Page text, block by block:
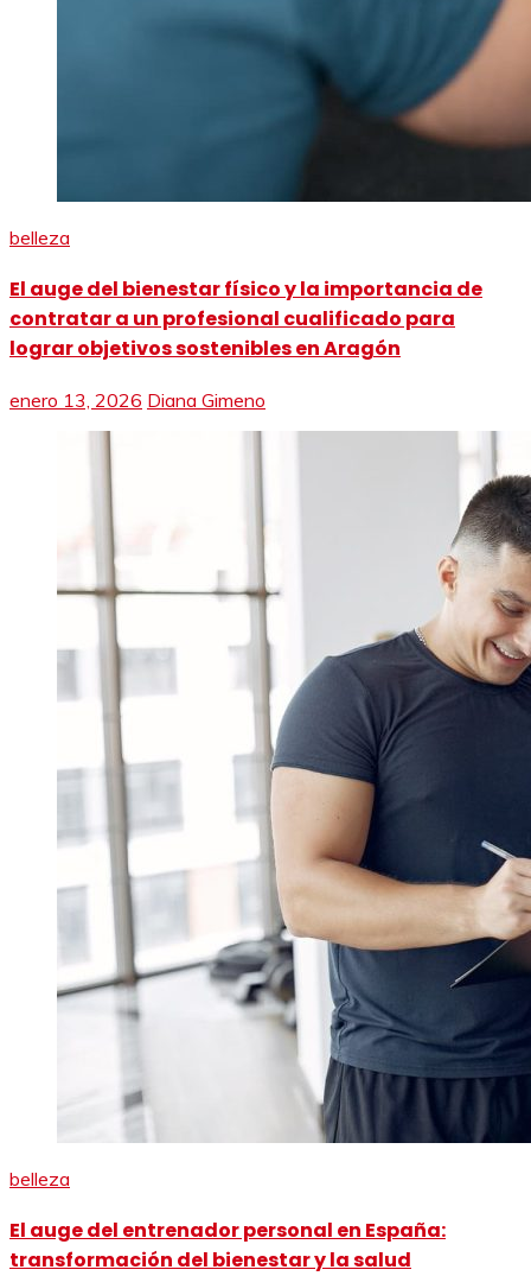
belleza
El auge del bienestar físico y la importancia de
contratar a un profesional cualificado para
lograr objetivos sostenibles en Aragón
enero 13, 2026 Diana Gimeno
belleza
El auge del entrenador personal en España:
transformación del bienestar y la salud